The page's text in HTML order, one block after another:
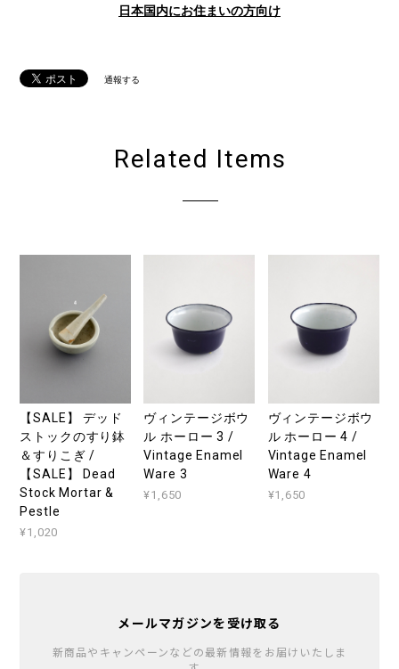
日本国内にお住まいの方向け
通報する
Related Items
【SALE】 デッド
ストックのすり鉢
＆すりこぎ /
【SALE】 Dead
Stock Mortar &
Pestle
¥1,020
ヴィンテージボウ
ル ホーロー 3 /
Vintage Enamel
Ware 3
¥1,650
ヴィンテージボウ
ル ホーロー 4 /
Vintage Enamel
Ware 4
¥1,650
メールマガジンを受け取る
新商品やキャンペーンなどの最新情報をお届けいたしま